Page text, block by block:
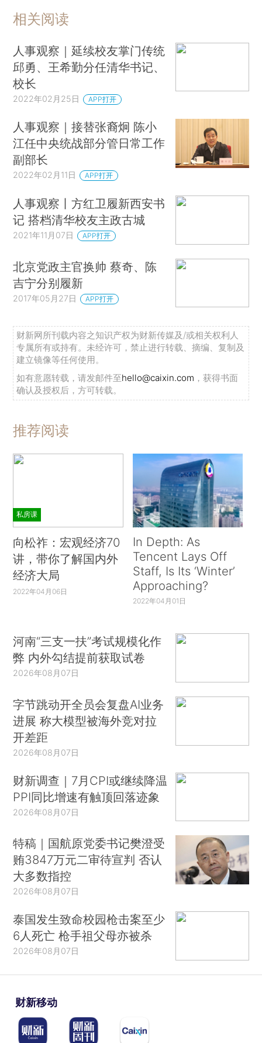
相关阅读
人事观察｜延续校友掌门传统
邱勇、王希勤分任清华书记、
校长
2022年02月25日 APP打开
人事观察｜接替张裔炯 陈小
江任中央统战部分管日常工作
副部长
2022年02月11日 APP打开
人事观察丨方红卫履新西安书
记 搭档清华校友主政古城
2021年11月07日 APP打开
北京党政主官换帅 蔡奇、陈
吉宁分别履新
2017年05月27日 APP打开
财新网所刊载内容之知识产权为财新传媒及/或相关权利人
专属所有或持有。未经许可，禁止进行转载、摘编、复制及
建立镜像等任何使用。
如有意愿转载，请发邮件至hello@caixin.com ，获得书面
确认及授权后，方可转载。
推荐阅读
私房课
向松祚：宏观经济70
讲，带你了解国内外
经济大局
2022年04月06日
In Depth: As
Tencent Lays Off
Staff, Is Its ‘Winter’
Approaching?
2022年04月01日
河南“三支一扶”考试规模化作
弊 内外勾结提前获取试卷
2026年08月07日
字节跳动开全员会复盘AI业务
进展 称大模型被海外竞对拉
开差距
2026年08月07日
财新调查｜7月CPI或继续降温
PPI同比增速有触顶回落迹象
2026年08月07日
特稿｜国航原党委书记樊澄受
贿3847万元二审待宣判 否认
大多数指控
2026年08月07日
泰国发生致命校园枪击案至少
6人死亡 枪手祖父母亦被杀
2026年08月07日
财新移动